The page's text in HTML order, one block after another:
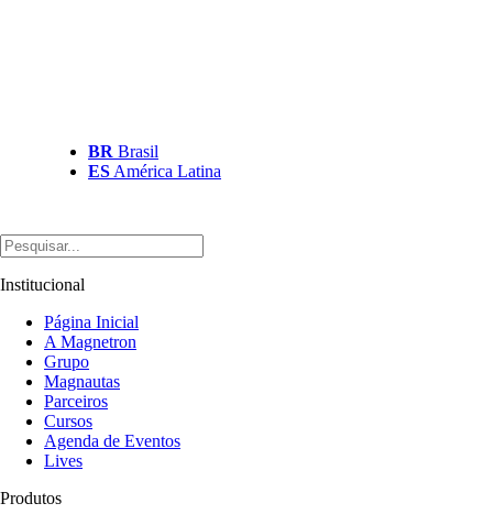
BR Brasil
ES América Latina
Institucional
Página Inicial
A Magnetron
Grupo
Magnautas
Parceiros
Cursos
Agenda de Eventos
Lives
Produtos